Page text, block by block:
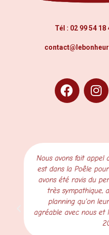
Tél : 02 99 54 18
Nous avons fait appel
est dans la Poêle
avons été ravis du
très sympathique,
planning qu'on
agréable avec nous et